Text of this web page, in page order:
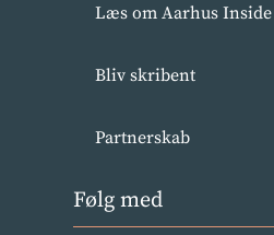
Læs om Aarhus Inside
Bliv skribent
Partnerskab
Følg med